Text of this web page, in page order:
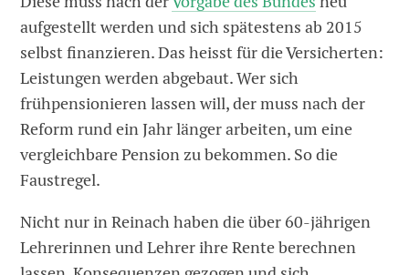
aufgestellt werden und sich spätestens ab 2015
selbst finanzieren. Das heisst für die Versicherten:
Leistungen werden abgebaut. Wer sich
frühpensionieren lassen will, der muss nach der
Reform rund ein Jahr länger arbeiten, um eine
vergleichbare Pension zu bekommen. So die
Faustregel.
Nicht nur in Reinach haben die über 60-jährigen
Lehrerinnen und Lehrer ihre Rente berechnen